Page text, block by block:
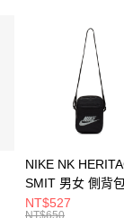
21家銀行
NIKE NK
SMIT 男女 側背
BA5871010
NT$527
NT$650